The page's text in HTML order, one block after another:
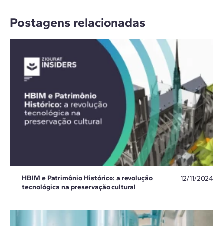
Postagens relacionadas
HBIM e Patrimônio Histórico: a revolução
tecnológica na preservação cultural
12/11/2024